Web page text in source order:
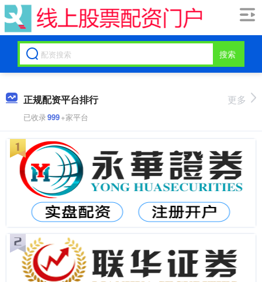
搜索
正规配资平台排行
已收录999+家平台
更多